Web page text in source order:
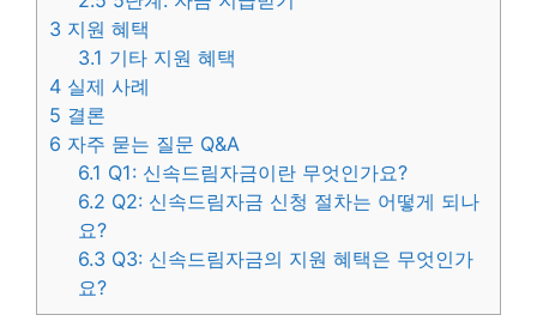
3 지원 혜택
3.1 기타 지원 혜택
4 실제 사례
5 결론
6 자주 묻는 질문 Q&A
6.1 Q1: 신속드림자금이란 무엇인가요?
6.2 Q2: 신속드림자금 신청 절차는 어떻게 되나
요?
6.3 Q3: 신속드림자금의 지원 혜택은 무엇인가
요?